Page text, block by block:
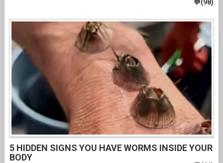
5 HIDDEN SIGNS YOU HAVE WORMS INSIDE YOUR
BODY